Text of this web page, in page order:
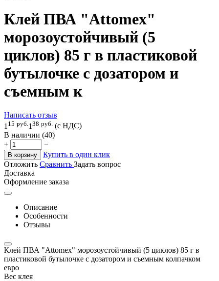
Клей ПВА "Attomex"
морозоустойчивый (5
циклов) 85 г в пластиковой
бутылочке с дозатором и
съемным к
Написать отзыв
1 15 руб. 1 38 руб. (с НДС)
В наличии (40)
+
−
В корзину
Купить в один клик
Отложить Сравнить Задать вопрос
Доставка
Оформление заказа
Описание
Особенности
Отзывы
Клей ПВА "Attomex" морозоустойчивый (5 циклов) 85 г в
пластиковой бутылочке с дозатором и съемным колпачком
евро
Вес клея